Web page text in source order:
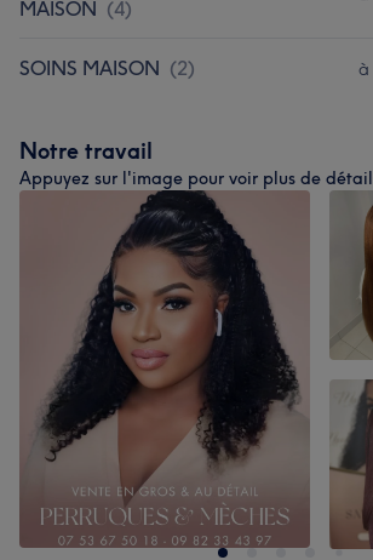
MAISON (4)
SOINS MAISON (2) à
Notre travail
Appuyez sur l'image pour voir plus de